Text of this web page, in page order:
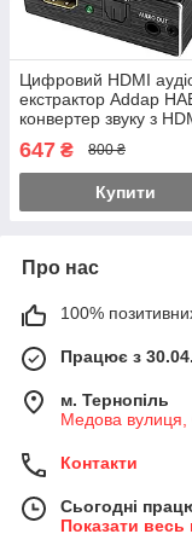
Цифровий HDMI
екстрактор Addap
конвертер звуку з
оптичний SPDIF/
3,5мм miniJack, 4K
647 ₴ 800 ₴
Купити
Про нас
100%
Працює з
м. Тернопіль
Медова вулиця,
Контакти
Сьогодні
Показати весь